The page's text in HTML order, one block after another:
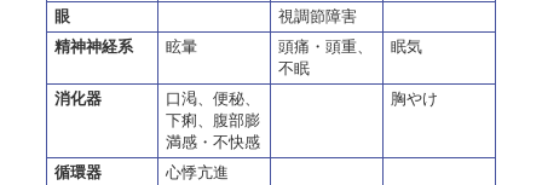
眼
視調節障害
精神神経系
眩暈
頭痛・頭重、
不眠
眠気
消化器
口渇、便秘、
下痢、腹部膨
満感・不快感
胸やけ
循環器
心悸亢進